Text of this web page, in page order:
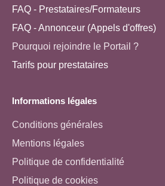
FAQ - Prestataires/Formateurs
FAQ - Annonceur (Appels d'offres)
Pourquoi rejoindre le Portail ?
Tarifs pour prestataires
Informations légales
Conditions générales
Mentions légales
Politique de confidentialité
Politique de cookies